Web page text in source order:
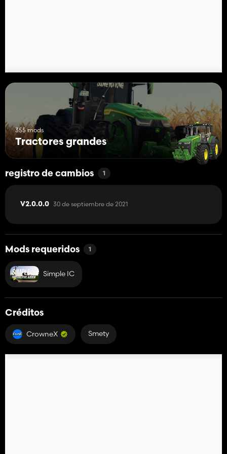
355 mods
Tractores grandes
registro de cambios 1
V2.0.0.0 30 de septiembre de 2021
Mods requeridos 1
Simple IC
Créditos
CrowneX Smety